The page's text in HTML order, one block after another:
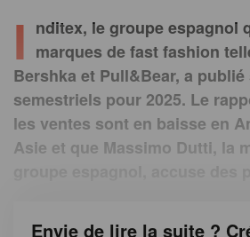
I nditex, le groupe espagnol
marques de fast fashion
Bershka et Pull&Bear, a
semestriels pour 2025. Le
les ventes sont en baisse en
Asie et que Massimo Dutti, la
Envie de lire la suite ?